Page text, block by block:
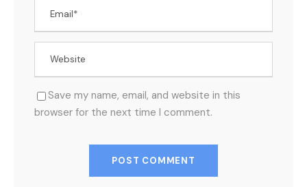
Save my name, email, and website in this
browser for the next time I comment.